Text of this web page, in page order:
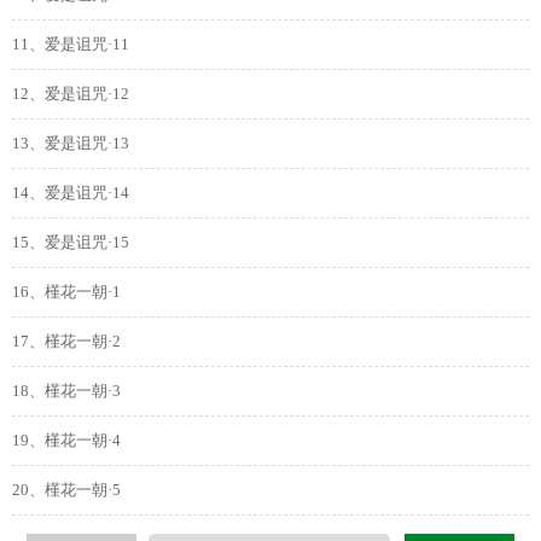
11、爱是诅咒·11
12、爱是诅咒·12
13、爱是诅咒·13
14、爱是诅咒·14
15、爱是诅咒·15
16、槿花一朝·1
17、槿花一朝·2
18、槿花一朝·3
19、槿花一朝·4
20、槿花一朝·5